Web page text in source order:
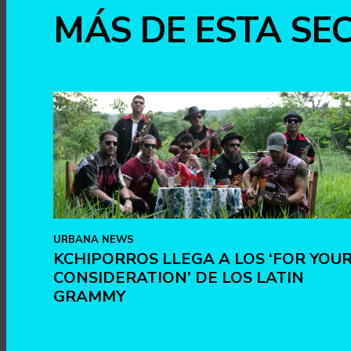
MÁS DE ESTA
URBANA NEWS
KCHIPORROS LLEGA A LOS ‘FOR
CONSIDERATION’ DE LOS LATIN
GRAMMY